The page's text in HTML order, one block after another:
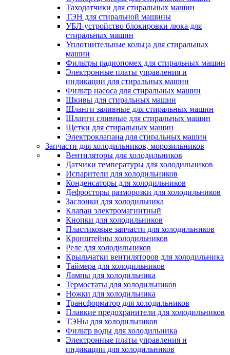
Таходатчики для стиральных машин
ТЭН для стиральной машины
УБЛ-устройство блокировки люка для
стиральных машин
Уплотнительные кольца для стиральных
машин
Фильтры радиопомех для стиральных машин
Электронные платы управления и
индикации для стиральных машин
Фильтр насоса для стиральных машин
Шкивы для стиральных машин
Шланги заливные для стиральных машин
Шланги сливные для стиральных машин
Щетки для стиральных машин
Электроклапана для стиральных машин
Запчасти для холодильников, морозильников
Вентиляторы для холодильников
Датчики температуры для холодильников
Испарители для холодильников
Конденсаторы для холодильников
Дефросторы разморозки для холодильников
Заслонки для холодильника
Клапан электромагнитный
Кнопки для холодильников
Пластиковые запчасти для холодильников
Кронштейны холодильников
Реле для холодильников
Крыльчатки вентиляторов для холодильника
Таймера для холодильников
Лампы для холодильника
Термостаты для холодильников
Ножки для холодильника
Трансформатор для холодильников
Плавкие предохранители для холодильников
ТЭНы для холодильников
Фильтр воды для холодильника
Электронные платы управления и
индикации для холодильников